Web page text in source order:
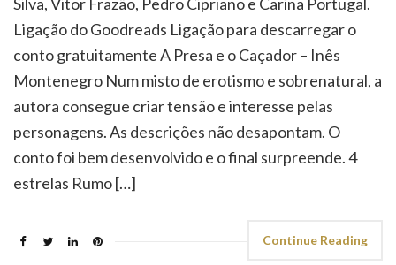
Ligação do Goodreads Ligação para descarregar o
conto gratuitamente A Presa e o Caçador – Inês
Montenegro Num misto de erotismo e sobrenatural, a
autora consegue criar tensão e interesse pelas
personagens. As descrições não desapontam. O
conto foi bem desenvolvido e o final surpreende. 4
estrelas Rumo […]
Continue Reading